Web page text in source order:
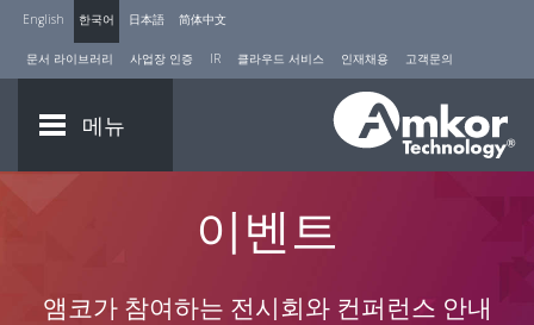
English 한국어 日本語 简体中文
문서 라이브러리 사업장 인증 IR 클라우드 서비스 인재채용 고객문의
메뉴
이벤트
앰코가 참여하는 전시회와 컨퍼런스 안내